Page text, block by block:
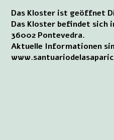
Das Kloster ist geöffnet
Das Kloster befindet sich
36002 Pontevedra.
Aktuelle Informationen